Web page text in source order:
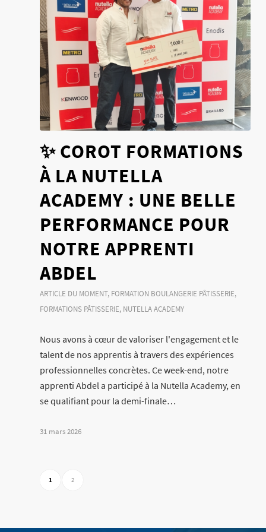
✨ COROT FORMATIONS
À LA NUTELLA
ACADEMY : UNE BELLE
PERFORMANCE POUR
NOTRE APPRENTI
ABDEL
ARTICLE DU MOMENT, FORMATION BOULANGERIE PÂTISSERIE,
FORMATIONS PÂTISSERIE, NUTELLA ACADEMY
Nous avons à cœur de valoriser l'engagement et le
talent de nos apprentis à travers des expériences
professionnelles concrètes. Ce week-end, notre
apprenti Abdel a participé à la Nutella Academy, en
se qualifiant pour la demi-finale…
31 mars 2026
1 2